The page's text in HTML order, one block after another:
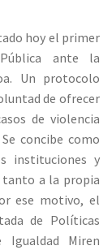
hoy el primer
ante la
Un protocolo
de ofrecer
de violencia
concibe como
instituciones y
a la propia
ese motivo, el
de Políticas
Miren